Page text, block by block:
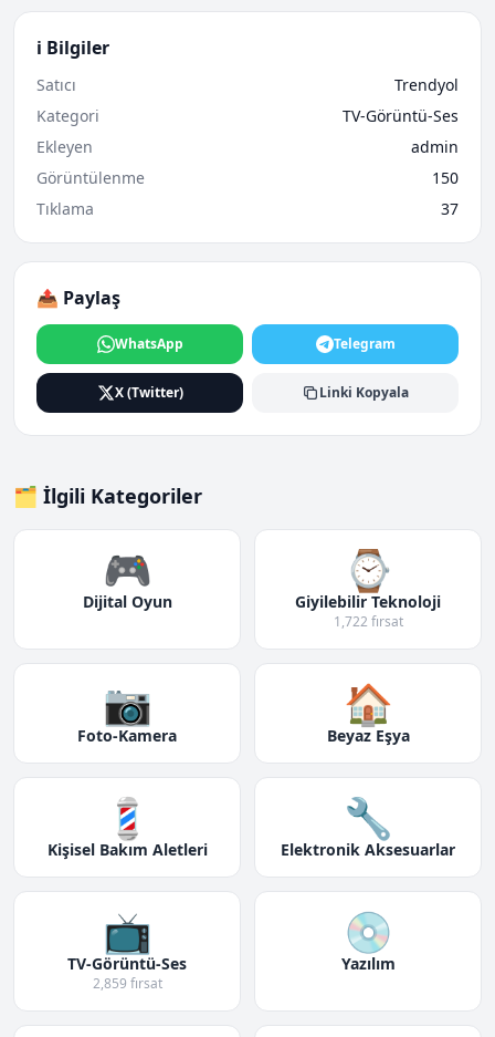
ℹ️ Bilgiler
Satıcı
Trendyol
Kategori
TV-Görüntü-Ses
Ekleyen
admin
Görüntülenme
150
Tıklama
37
📤 Paylaş
WhatsApp Telegram
X (Twitter) Linki Kopyala
🗂️ İlgili Kategoriler
🎮
Dijital Oyun
⌚
Giyilebilir Teknoloji
1,722 fırsat
📷
Foto-Kamera
🏠
Beyaz Eşya
💈
Kişisel Bakım Aletleri
🔧
Elektronik Aksesuarlar
📺
TV-Görüntü-Ses
2,859 fırsat
💿
Yazılım